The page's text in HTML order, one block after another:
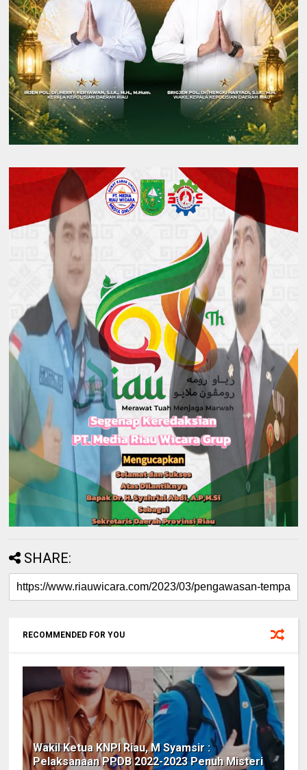
SHARE:
RECOMMENDED FOR YOU
Wakil Ketua KNPI Riau, M Syamsir :
Pelaksanaan PPDB 2022-2023 Penuh Misteri